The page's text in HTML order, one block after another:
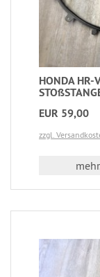
HONDA
EUR 59,00
zzgl.